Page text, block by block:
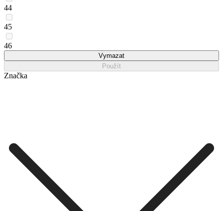
44
45
46
Vymazat
Použít
Značka